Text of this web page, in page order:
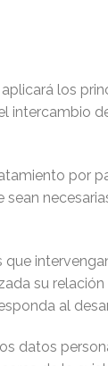
aplicará los
por
que
su
al
datos